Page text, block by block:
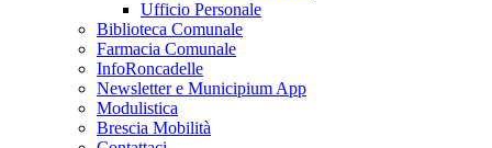
Ufficio Personale
Biblioteca Comunale
Farmacia Comunale
InfoRoncadelle
Newsletter e Municipium App
Modulistica
Brescia Mobilità